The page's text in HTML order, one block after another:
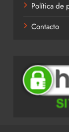
Política de
Contacto